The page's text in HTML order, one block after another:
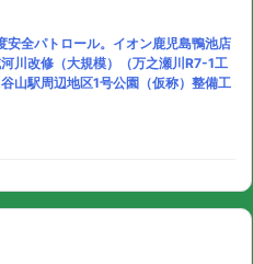
全パトロール。イオン鹿児島鴨池店
川改修（大規模）（万之瀬川R7-1工
山駅周辺地区1号公園（仮称）整備工